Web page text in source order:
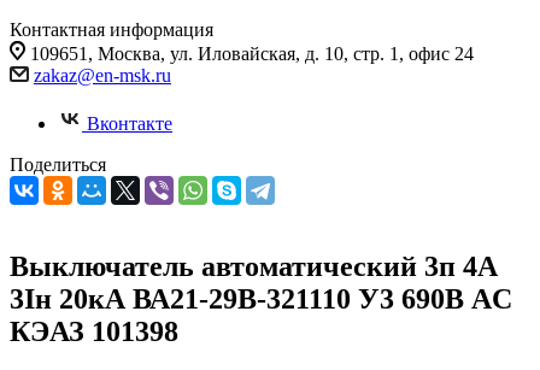
Контактная информация
109651, Москва, ул. Иловайская, д. 10, стр. 1, офис 24
zakaz@en-msk.ru
Вконтакте
Поделиться
Выключатель автоматический 3п 4А
3Iн 20кА ВА21-29В-321110 У3 690В AC
КЭАЗ 101398